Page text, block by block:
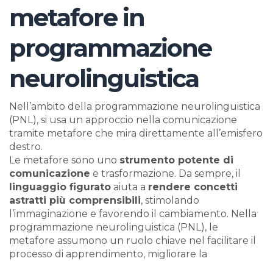
metafore in
programmazione
neurolinguistica
Nell’ambito della programmazione neurolinguistica
(PNL), si usa un approccio nella comunicazione
tramite metafore che mira direttamente all’emisfero
destro.
Le metafore sono uno strumento potente di
comunicazione e trasformazione. Da sempre, il
linguaggio figurato aiuta a rendere concetti
astratti più comprensibili, stimolando
l’immaginazione e favorendo il cambiamento. Nella
programmazione neurolinguistica (PNL), le
metafore assumono un ruolo chiave nel facilitare il
processo di apprendimento, migliorare la